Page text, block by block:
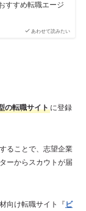
あわせて読みたい
すすめ転職エージ
の転職サイト に登録
ることで、志望企業
ーからスカウトが届
向け転職サイト『 ビ